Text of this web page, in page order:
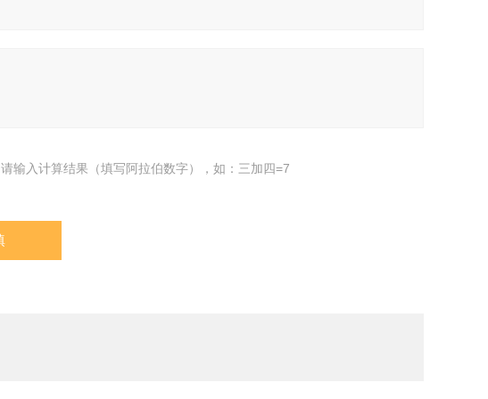
请输入计算结果（填写阿拉伯数字），如：三加四=7